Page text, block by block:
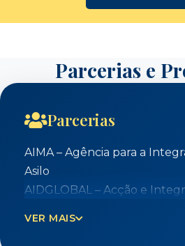
Parcerias e
Parcerias
AIMA – Agência para a
Asilo
AIDGLOBAL – Acção e
VER MAIS